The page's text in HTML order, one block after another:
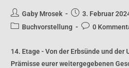
Gaby Mrosek
3. Februar
Buchvorstellung
0
14. Etage - Von der Erbsünde und der
Prämisse eurer weitergegebenen